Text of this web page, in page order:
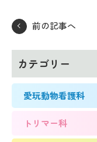
前の記事へ
カテゴリー
愛玩動物看護科
トリマー科